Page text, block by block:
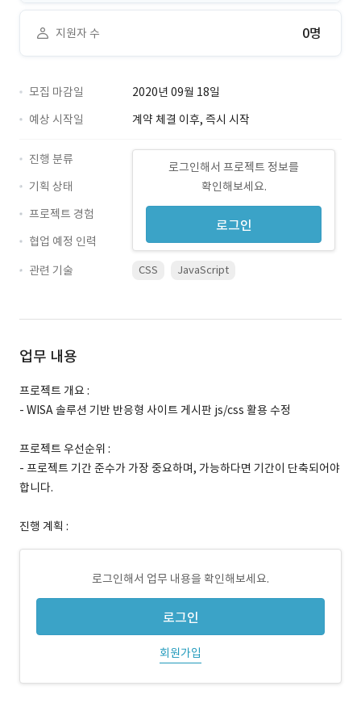
지원자 수 0명
모집 마감일
2020년 09월 18일
예상 시작일
계약 체결 이후, 즉시 시작
로그인해서 프로젝트 정보를
확인해보세요.
로그인
진행 분류
기획 상태
프로젝트 경험
협업 예정 인력
관련 기술
CSS JavaScript
업무 내용
프로젝트 개요 :
- WISA 솔루션 기반 반응형 사이트 게시판 js/css 활용 수정
프로젝트 우선순위 :
- 프로젝트 기간 준수가 가장 중요하며, 가능하다면 기간이 단축되어야
합니다.
진행 계획 :
로그인해서 업무 내용을 확인해보세요.
로그인
회원가입